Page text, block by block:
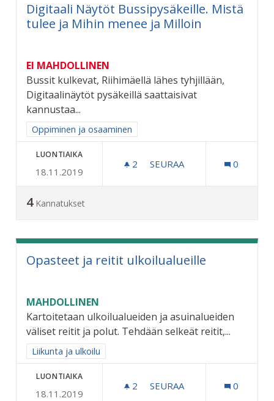
Digitaali Näytöt Bussipysäkeille. Mistä
tulee ja Mihin menee ja Milloin
EI MAHDOLLINEN
Bussit kulkevat, Riihimäellä lähes tyhjillään,
Digitaalinäytöt pysäkeillä saattaisivat
kannustaa...
Rajaa tulokset aihepiirin mukaan: Oppiminen ja osaaminen
Oppiminen ja osaaminen
LUONTIAIKA
18.11.2019
2 2 SEURAAJAA
SEURAA 0
4 Kannatukset
Opasteet ja reitit ulkoilualueille
MAHDOLLINEN
Kartoitetaan ulkoilualueiden ja asuinalueiden
väliset reitit ja polut. Tehdään selkeät reitit,...
Rajaa tulokset aihepiirin mukaan: Liikunta ja ulkoilu
Liikunta ja ulkoilu
LUONTIAIKA
18.11.2019
2 2 SEURAAJAA
SEURAA 0